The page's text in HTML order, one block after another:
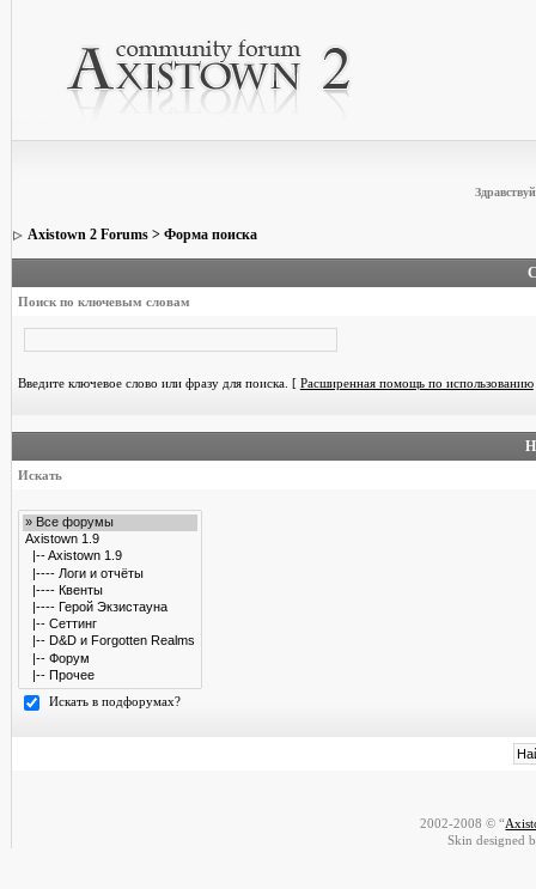
Axistown 2 Forums> Форма поиска
Поиск по ключевым словам
Введите ключевое слово или фразу для поиска. [ Расширенная помощь по использованию
Искать
Искать в подфорумах?
2002-2008 © “
Skin designed